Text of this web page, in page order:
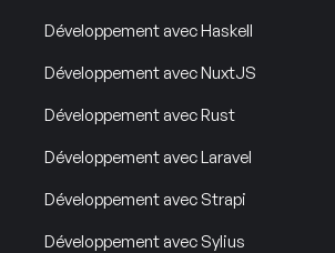
Développement avec Haskell
Développement avec NuxtJS
Développement avec Rust
Développement avec Laravel
Développement avec Strapi
Développement avec Sylius